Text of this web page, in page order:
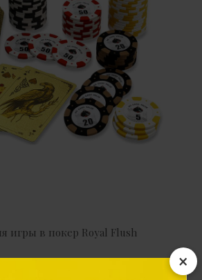
×
игры в покер Royal Flush